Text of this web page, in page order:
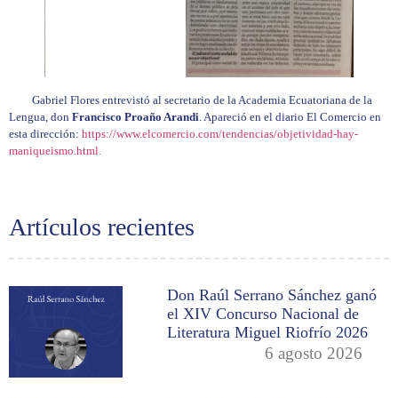
Artículos recientes
Don Raúl Serrano Sánchez ganó
el XIV Concurso Nacional de
Literatura Miguel Riofrío 2026
6 agosto 2026
Gabriel Flores entrevistó al secretario de la Academia Ecuatoriana de la
Lengua, don Francisco Proaño Arandi. Apareció en el diario El Comercio en
esta dirección: https://www.elcomercio.com/tendencias/objetividad-hay-
maniqueismo.html.